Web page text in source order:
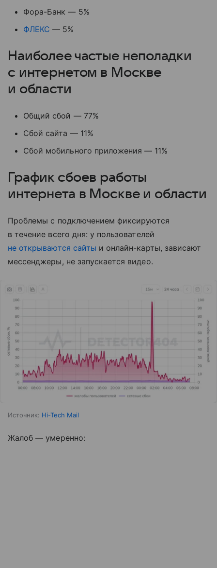
Фора-Банк — 5%
ФЛЕКС — 5%
Наиболее частые неполадки
с интернетом в Москве
и области
Общий сбой — 77%
Сбой сайта — 11%
Сбой мобильного приложения — 11%
График сбоев работы
интернета в Москве и области
Проблемы с подключением фиксируются
в течение всего дня: у пользователей
не открываются сайты и онлайн-карты, зависают
мессенджеры, не запускается видео.
Источник: Hi-Tech Mail
Жалоб — умеренно: